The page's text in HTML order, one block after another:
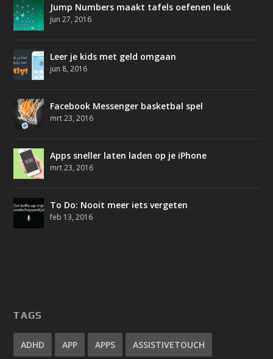
Jump Numbers maakt tafels oefenen leuk
jun 27, 2016
Leer je kids met geld omgaan
jun 8, 2016
Facebook Messenger basketbal spel
mrt 23, 2016
Apps sneller laten laden op je iPhone
mrt 23, 2016
To Do: Nooit meer iets vergeten
feb 13, 2016
TAGS
ADHD APP APPS ASSISTIVETOUCH